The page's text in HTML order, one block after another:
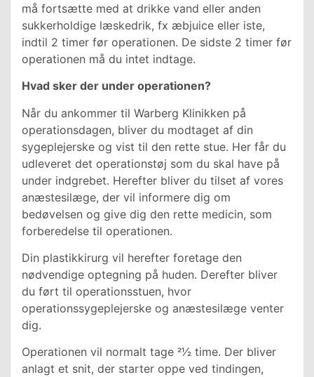
må fortsætte med at drikke vand eller anden
sukkerholdige læskedrik, fx æbjuice eller iste,
indtil 2 timer før operationen. De sidste 2 timer før
operationen må du intet indtage.
Hvad sker der under operationen?
Når du ankommer til Warberg Klinikken på
operationsdagen, bliver du modtaget af din
sygeplejerske og vist til den rette stue. Her får du
udleveret det operationstøj som du skal have på
under indgrebet. Herefter bliver du tilset af vores
anæstesilæge, der vil informere dig om
bedøvelsen og give dig den rette medicin, som
forberedelse til operationen.
Din plastikkirurg vil herefter foretage den
nødvendige optegning på huden. Derefter bliver
du ført til operationsstuen, hvor
operationssygeplejerske og anæstesilæge venter
dig.
Operationen vil normalt tage 21⁄2 time. Der bliver
anlagt et snit, der starter oppe ved tindingen,